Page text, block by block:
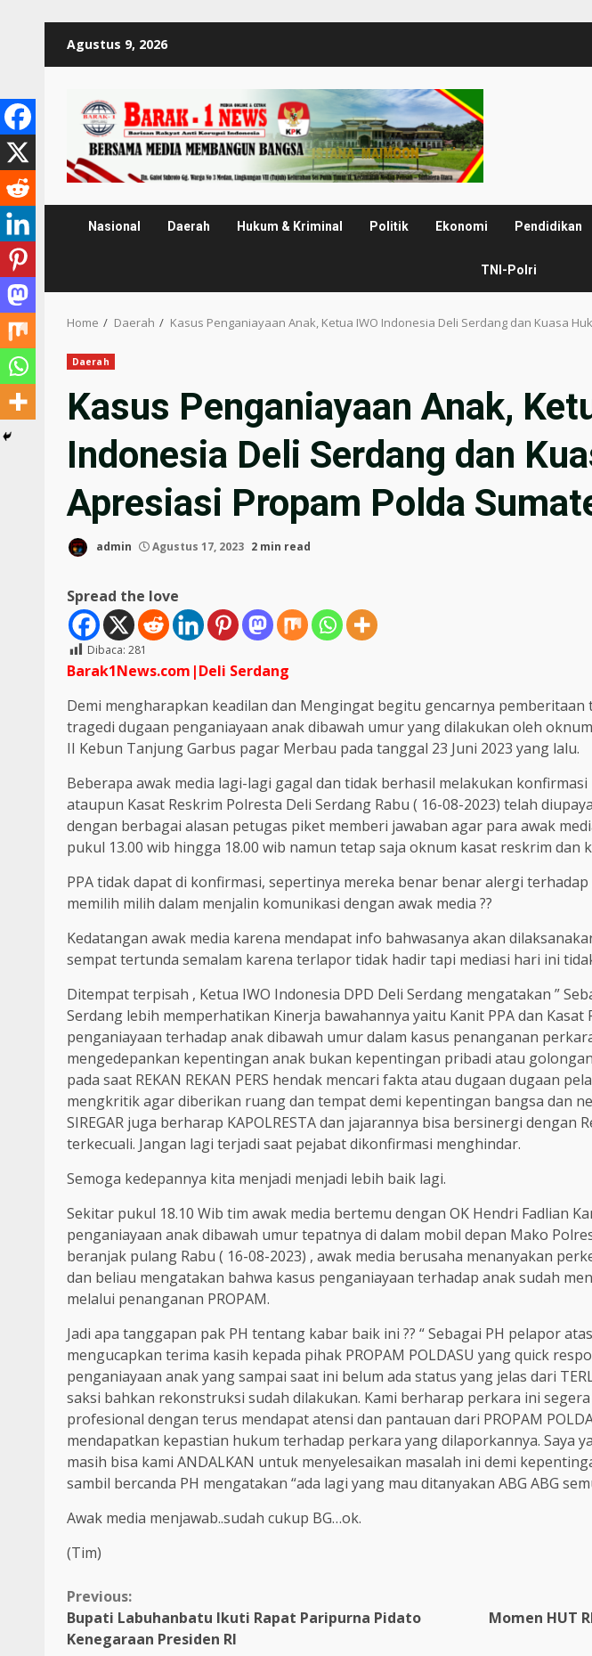
Agustus 9, 2026
Nasional Daerah Hukum & Kriminal Politik Ekonomi Pendidikan
TNI-Polri
Home Daerah Kasus Penganiayaan Anak, Ketua IWO Indonesia Deli Serdang dan Kuasa
Daerah
Kasus Penganiayaan Anak,
Indonesia Deli Serdang dan
Apresiasi Propam Polda
admin Agustus 17, 2023 2 min read
Spread the love
Dibaca: 281
Barak1News.com|Deli Serdang
Demi mengharapkan keadilan dan Mengingat begitu gencarnya
tragedi dugaan penganiayaan anak dibawah umur yang dilakukan oleh
II Kebun Tanjung Garbus pagar Merbau pada tanggal 23 Juni 2023 yang lalu.
Beberapa awak media lagi-lagi gagal dan tidak berhasil melakukan
ataupun Kasat Reskrim Polresta Deli Serdang Rabu ( 16-08-2023) telah
dengan berbagai alasan petugas piket memberi jawaban agar para awak
pukul 13.00 wib hingga 18.00 wib namun tetap saja oknum kasat reskrim dan
PPA tidak dapat di konfirmasi, sepertinya mereka benar benar alergi
memilih milih dalam menjalin komunikasi dengan awak media ??
Kedatangan awak media karena mendapat info bahwasanya akan
sempat tertunda semalam karena terlapor tidak hadir tapi mediasi hari ini
Ditempat terpisah , Ketua IWO Indonesia DPD Deli Serdang mengatakan ”
Serdang lebih memperhatikan Kinerja bawahannya yaitu Kanit PPA dan Kasat
penganiayaan terhadap anak dibawah umur dalam kasus penanganan
mengedepankan kepentingan anak bukan kepentingan pribadi atau
pada saat REKAN REKAN PERS hendak mencari fakta atau dugaan dugaan
mengkritik agar diberikan ruang dan tempat demi kepentingan bangsa dan
SIREGAR juga berharap KAPOLRESTA dan jajarannya bisa bersinergi dengan
terkecuali. Jangan lagi terjadi saat pejabat dikonfirmasi menghindar.
Semoga kedepannya kita menjadi menjadi lebih baik lagi.
Sekitar pukul 18.10 Wib tim awak media bertemu dengan OK Hendri Fadlian
penganiayaan anak dibawah umur tepatnya di dalam mobil depan Mako
beranjak pulang Rabu ( 16-08-2023) , awak media berusaha menanyakan
dan beliau mengatakan bahwa kasus penganiayaan terhadap anak sudah
melalui penanganan PROPAM.
Jadi apa tanggapan pak PH tentang kabar baik ini ?? “ Sebagai PH pelapor
mengucapkan terima kasih kepada pihak PROPAM POLDASU yang quick
penganiayaan anak yang sampai saat ini belum ada status yang jelas dari
saksi bahkan rekonstruksi sudah dilakukan. Kami berharap perkara ini
profesional dengan terus mendapat atensi dan pantauan dari PROPAM
mendapatkan kepastian hukum terhadap perkara yang dilaporkannya. Saya
masih bisa kami ANDALKAN untuk menyelesaikan masalah ini demi
sambil bercanda PH mengatakan “ada lagi yang mau ditanyakan ABG ABG
Awak media menjawab..sudah cukup BG…ok.
(Tim)
Continue
Reading
Previous:
Bupati Labuhanbatu Ikuti Rapat Paripurna Pidato
Kenegaraan Presiden RI
Momen HUT